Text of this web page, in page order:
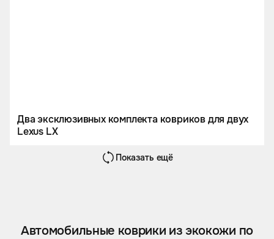
Два эксклюзивных комплекта ковриков для двух
Lexus LX
Показать ещё
Автомобильные коврики из экокожи по